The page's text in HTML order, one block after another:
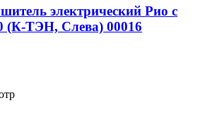
электрический Рио с
(К-ТЭН, Слева) 00016